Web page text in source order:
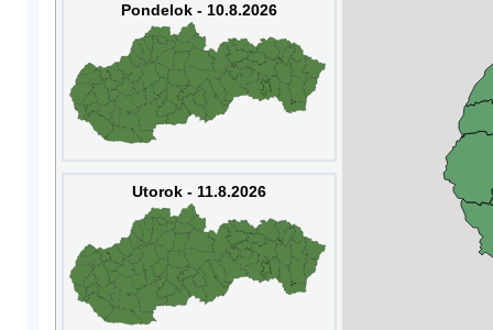
Pondelok - 10.8.2026
Utorok - 11.8.2026